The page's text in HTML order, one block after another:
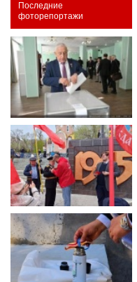
Последние
фоторепортажи